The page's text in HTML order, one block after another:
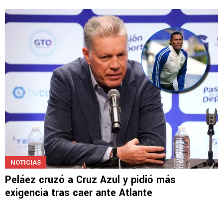
NOTICIAS
Peláez cruzó a Cruz Azul y pidió más
exigencia tras caer ante Atlante